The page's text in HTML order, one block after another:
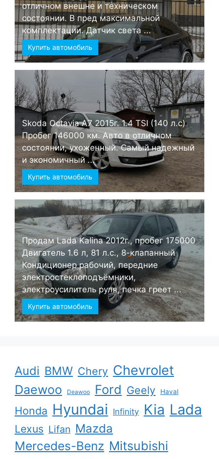
отличном внешне и техническом
состоянии. В пред максимальной
комплектации. Датчик света ...
Купить автомобиль
Skoda Octavia А7 2015г. 1.4 TSI (140 л.с)
Пробег 146000 км. Авто в отличном
состоянии, ухоженный. Самый надежный
и экономичный ...
Купить автомобиль
Продам Lada Kalina 2012г., пробег 175000
Двигатель 1.6 л, 81 л.с., 8-клапанный
Кондиционер рабочий, передние
электростеклоподъёмники,
электроусилитель руля, печка греет ...
Купить автомобиль
Audi BMW Chery Chevrolet
Daewoo Deawoo Ford Geely Haval
Honda Hyundai Infinity Kia Lada
Lexus Lifan Mazda
Mercedes-Benz Mitsubishi